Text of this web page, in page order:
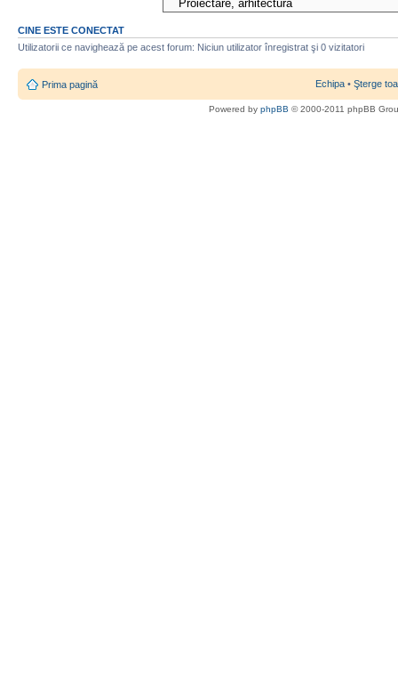
CINE ESTE CONECTAT
Utilizatorii ce navighează pe acest forum: Niciun utilizator înregistrat şi 0 vizitatori
Prima pagină Echipa • Şterge
Powered by phpBB © 2000-2011 phpBB